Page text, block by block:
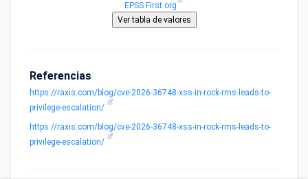
EPSS First.org
Referencias
https://raxis.com/blog/cve-2026-36748-xss-in-rock-rms-leads-to-
privilege-escalation/
https://raxis.com/blog/cve-2026-36748-xss-in-rock-rms-leads-to-
privilege-escalation/